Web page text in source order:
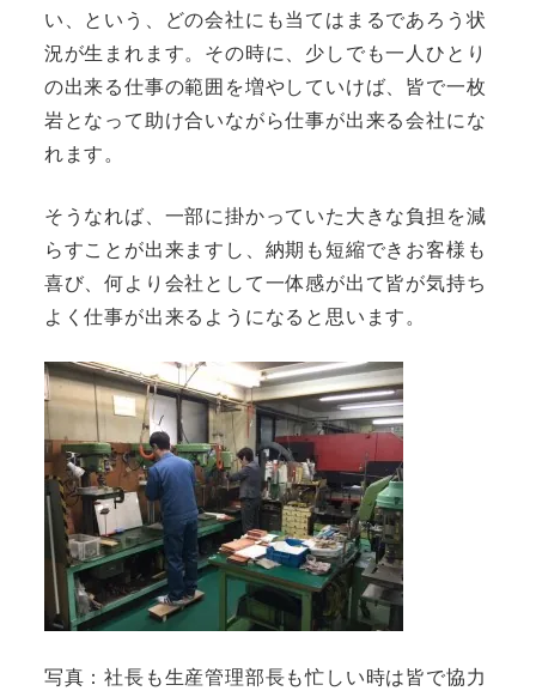
い、という、どの会社にも当てはまるであろう状
況が生まれます。その時に、少しでも一人ひとり
の出来る仕事の範囲を増やしていけば、皆で一枚
岩となって助け合いながら仕事が出来る会社にな
れます。
そうなれば、一部に掛かっていた大きな負担を減
らすことが出来ますし、納期も短縮できお客様も
喜び、何より会社として一体感が出て皆が気持ち
よく仕事が出来るようになると思います。
写真：社長も生産管理部長も忙しい時は皆で協力